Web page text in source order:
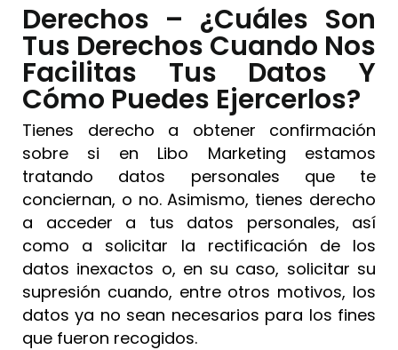
Derechos – ¿Cuáles Son
Tus Derechos Cuando Nos
Facilitas Tus Datos Y
Cómo Puedes Ejercerlos?
Tienes derecho a obtener confirmación
sobre si en Libo Marketing estamos
tratando datos personales que te
conciernan, o no. Asimismo, tienes derecho
a acceder a tus datos personales, así
como a solicitar la rectificación de los
datos inexactos o, en su caso, solicitar su
supresión cuando, entre otros motivos, los
datos ya no sean necesarios para los fines
que fueron recogidos.